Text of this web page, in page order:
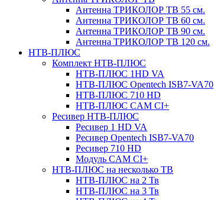
Антенна ТРИКОЛОР ТВ 55 см.
Антенна ТРИКОЛОР ТВ 60 см.
Антенна ТРИКОЛОР ТВ 90 см.
Антенна ТРИКОЛОР ТВ 120 см.
НТВ-ПЛЮС
Комплект НТВ-ПЛЮС
НТВ-ПЛЮС 1HD VA
НТВ-ПЛЮС Opentech ISB7-VA70
НТВ-ПЛЮС 710 HD
НТВ-ПЛЮС CAM CI+
Ресивер НТВ-ПЛЮС
Ресивер 1 HD VA
Ресивер Opentech ISB7-VA70
Ресивер 710 HD
Модуль CAM CI+
НТВ-ПЛЮС на несколько ТВ
НТВ-ПЛЮС на 2 Тв
НТВ-ПЛЮС на 3 Тв